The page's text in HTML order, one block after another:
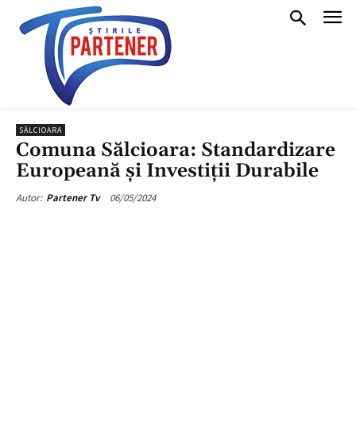
SĂLCIOARA
Comuna Sălcioara: Standardizare
Europeană și Investiții Durabile
Autor: Partener Tv 06/05/2024